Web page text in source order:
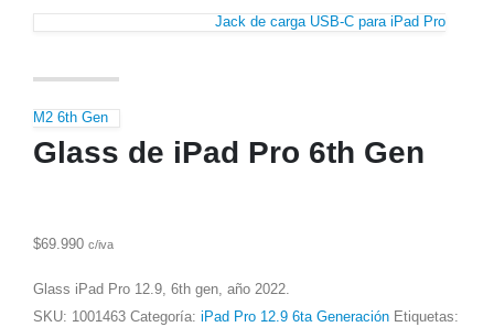
Jack de carga USB-C para iPad Pro
M2 6th Gen
Glass de iPad Pro 6th Gen
$69.990 c/iva
Glass iPad Pro 12.9, 6th gen, año 2022.
SKU: 1001463 Categoría: iPad Pro 12.9 6ta Generación Etiquetas: